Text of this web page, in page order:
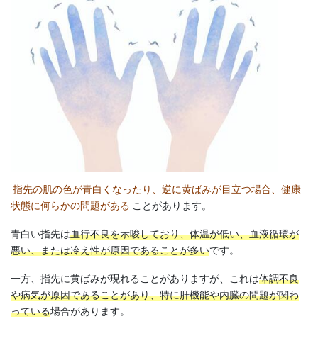
指先の肌の色が青白くなったり、逆に黄ばみが目立つ場合、健康
状態に何らかの問題がある ことがあります。
青白い指先は血行不良を示唆しており、体温が低い、血液循環が
悪い、または冷え性が原因であることが多いです。
一方、指先に黄ばみが現れることがありますが、これは体調不良
や病気が原因であることがあり、特に肝機能や内臓の問題が関わ
っている場合があります。